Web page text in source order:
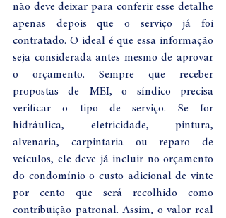
não deve deixar para conferir esse detalhe
apenas depois que o serviço já foi
contratado. O ideal é que essa informação
seja considerada antes mesmo de aprovar
o orçamento. Sempre que receber
propostas de MEI, o síndico precisa
verificar o tipo de serviço. Se for
hidráulica, eletricidade, pintura,
alvenaria, carpintaria ou reparo de
veículos, ele deve já incluir no orçamento
do condomínio o custo adicional de vinte
por cento que será recolhido como
contribuição patronal. Assim, o valor real